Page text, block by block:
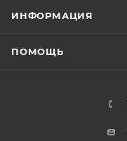
ИНФОРМАЦИЯ
ПОМОЩЬ